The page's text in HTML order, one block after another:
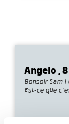
Angelo ,
Bonsoir Sam
Est-ce que